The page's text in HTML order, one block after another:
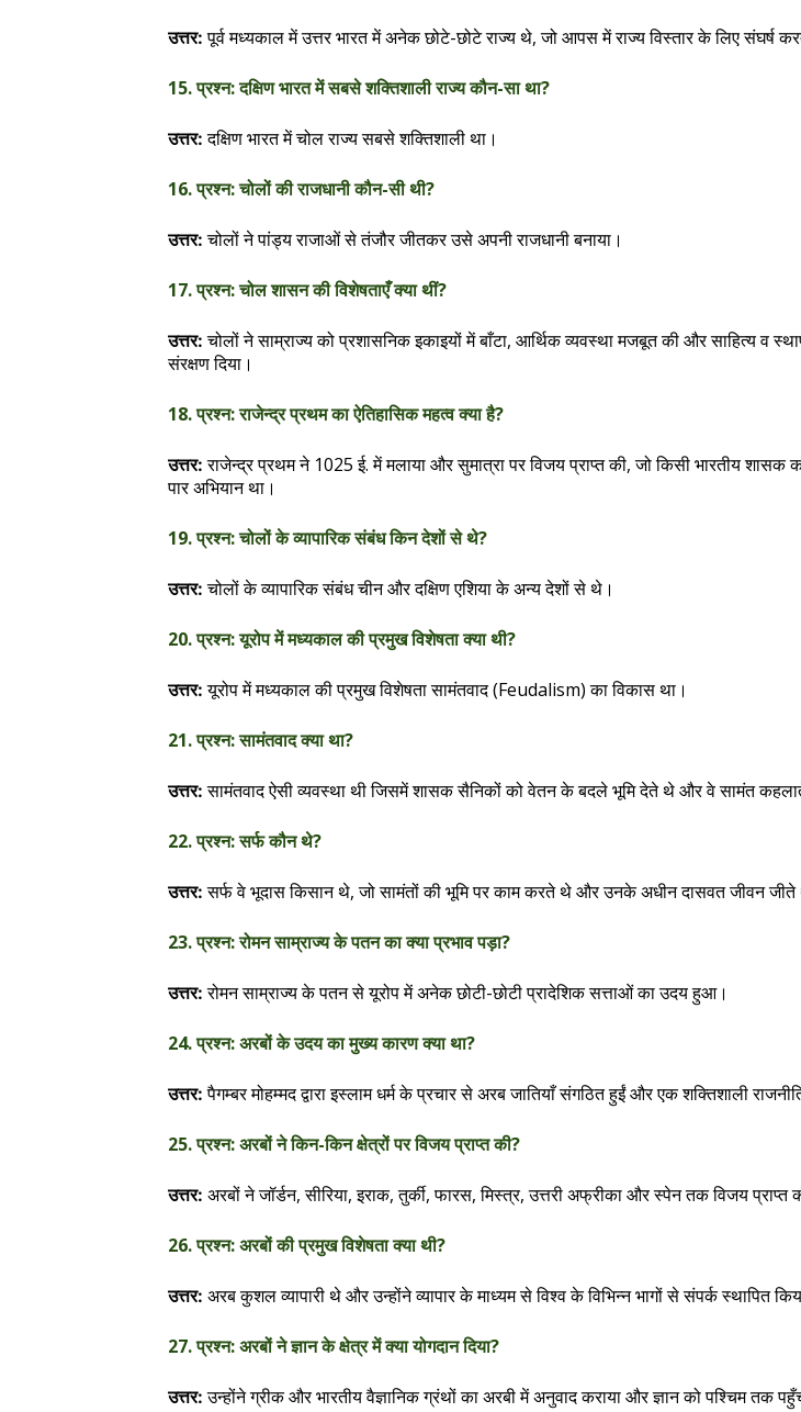
उत्तर:पूर्व मध्यकाल में उत्तर भारत में अनेक छोटे-छोटे राज्य थे, जो आपस में राज्य विस्तार के लिए संघर्ष
15. प्रश्न: दक्षिण भारत में सबसे शक्तिशाली राज्य कौन-सा था?
उत्तर:दक्षिण भारत में चोल राज्य सबसे शक्तिशाली था।
16. प्रश्न: चोलों की राजधानी कौन-सी थी?
उत्तर: चोलों ने पांड्य राजाओं से तंजौर जीतकर उसे अपनी राजधानी बनाया।
17. प्रश्न: चोल शासन की विशेषताएँ क्या थीं?
उत्तर:चोलों ने साम्राज्य को प्रशासनिक इकाइयों में बाँटा, आर्थिक व्यवस्था मजबूत की और साहित्य व
संरक्षण दिया।
18. प्रश्न: राजेन्द्र प्रथम का ऐतिहासिक महत्व क्या है?
उत्तर:राजेन्द्र प्रथम ने 1025 ई. में मलाया और सुमात्रा पर विजय प्राप्त की, जो किसी भारतीय शासक
पार अभियान था।
19. प्रश्न: चोलों के व्यापारिक संबंध किन देशों से थे?
उत्तर:चोलों के व्यापारिक संबंध चीन और दक्षिण एशिया के अन्य देशों से थे।
20. प्रश्न: यूरोप में मध्यकाल की प्रमुख विशेषता क्या थी?
उत्तर:यूरोप में मध्यकाल की प्रमुख विशेषता सामंतवाद (Feudalism) का विकास था।
21. प्रश्न: सामंतवाद क्या था?
उत्तर:सामंतवाद ऐसी व्यवस्था थी जिसमें शासक सैनिकों को वेतन के बदले भूमि देते थे और वे सामंत
22. प्रश्न: सर्फ कौन थे?
उत्तर:सर्फ वे भूदास किसान थे, जो सामंतों की भूमि पर काम करते थे और उनके अधीन दासवत जीवन
23. प्रश्न: रोमन साम्राज्य के पतन का क्या प्रभाव पड़ा?
उत्तर: रोमन साम्राज्य के पतन से यूरोप में अनेक छोटी-छोटी प्रादेशिक सत्ताओं का उदय हुआ।
24. प्रश्न: अरबों के उदय का मुख्य कारण क्या था?
उत्तर: पैगम्बर मोहम्मद द्वारा इस्लाम धर्म के प्रचार से अरब जातियाँ संगठित हुईं और एक शक्तिशाली
25. प्रश्न: अरबों ने किन-किन क्षेत्रों पर विजय प्राप्त की?
उत्तर: अरबों ने जॉर्डन, सीरिया, इराक, तुर्की, फारस, मिस्त्र, उत्तरी अफ्रीका और स्पेन तक विजय प्राप्त
26. प्रश्न: अरबों की प्रमुख विशेषता क्या थी?
उत्तर: अरब कुशल व्यापारी थे और उन्होंने व्यापार के माध्यम से विश्व के विभिन्न भागों से संपर्क स्थापित
27. प्रश्न: अरबों ने ज्ञान के क्षेत्र में क्या योगदान दिया?
उत्तर:उन्होंने ग्रीक और भारतीय वैज्ञानिक ग्रंथों का अरबी में अनुवाद कराया और ज्ञान को पश्चिम तक